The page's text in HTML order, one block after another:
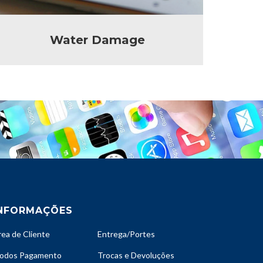
Water Damage
de Cliente Entrega/Portes
Pagamento Trocas e Devoluções